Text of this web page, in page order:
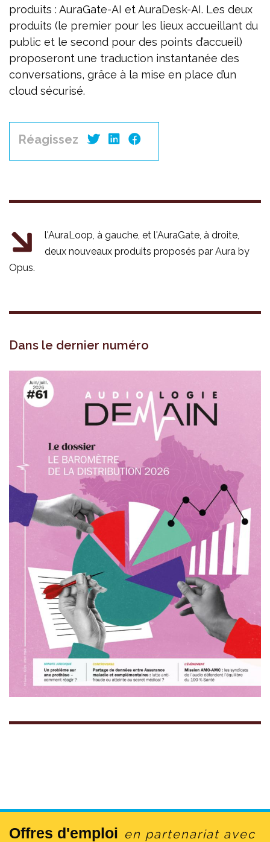
produits : AuraGate-AI et AuraDesk-AI. Les deux
produits (le premier pour les lieux accueillant du
public et le second pour des points d’accueil)
proposeront une traduction instantanée des
conversations, grâce à la mise en place d’un
cloud sécurisé.
Réagissez
l'AuraLoop, à gauche, et l'AuraGate, à droite,
deux nouveaux produits proposés par Aura by
Opus.
Dans le dernier numéro
Offres d'emploi en partenariat avec